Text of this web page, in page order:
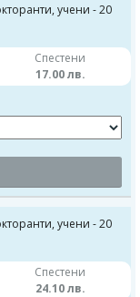
учени - 20
Спестени
17.00 лв.
учени - 20
Спестени
24.10 лв.